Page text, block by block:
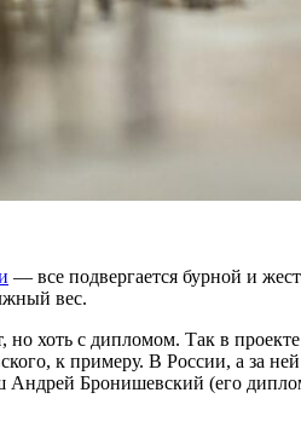
— все подвергается бурной и
вес.
хоть с дипломом. Так в
к примеру. В России, а за
Андрей Бронишевский (его